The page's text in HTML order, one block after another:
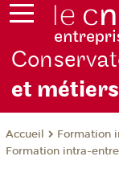
et métiers
Accueil
Formation
Formation intra-